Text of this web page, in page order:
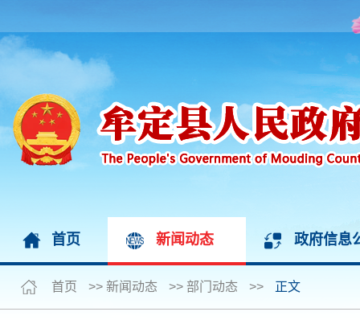
首页 新闻动态 政府信息
首页 >> 新闻动态 >> 部门动态 >> 正文